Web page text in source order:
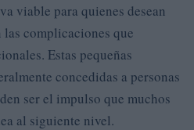
viable para quienes desean
complicaciones que
Estas pequeñas
concedidas a personas
ser el impulso que muchos
al siguiente nivel.